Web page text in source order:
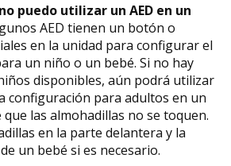
puedo utilizar un AED en un
AED tienen un botón o
en la unidad para configurar el
un niño o un bebé. Si no hay
disponibles, aún podrá utilizar
configuración para adultos en un
que las almohadillas no se toquen.
en la parte delantera y la
un bebé si es necesario.